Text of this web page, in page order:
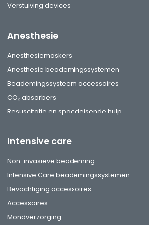
Verstuiving devices
Anesthesie
Anesthesiemaskers
Anesthesie beademingssystemen
Beademingssysteem accessoires
CO₂ absorbers
Resuscitatie en spoedeisende hulp
Intensive care
Non-invasieve beademing
Intensive Care beademingssystemen
Bevochtiging accessoires
Accessoires
Mondverzorging